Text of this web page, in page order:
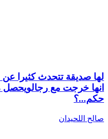
لها صديقة تتحدث كثيرا
انها خرجت مع
حكم...؟
صالح اللحيدان